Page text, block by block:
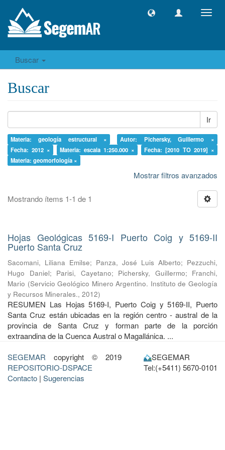
Buscar
Buscar
Ir
Materia: geología estructural ×
Autor: Pichersky, Guillermo ×
Fecha: 2012 ×
Materia: escala 1:250.000 ×
Fecha: [2010 TO 2019] ×
Materia: geomorfología ×
Mostrar filtros avanzados
Mostrando ítems 1-1 de 1
Hojas Geológicas 5169-I Puerto Coig y 5169-II
Puerto Santa Cruz
Sacomani, Liliana Emilse; Panza, José Luis Alberto; Pezzuchi,
Hugo Daniel; Parisi, Cayetano; Pichersky, Guillermo; Franchi,
Mario (Servicio Geológico Minero Argentino. Instituto de Geología
y Recursos Minerales., 2012)
RESUMEN Las Hojas 5169-I, Puerto Coig y 5169-II, Puerto
Santa Cruz están ubicadas en la región centro - austral de la
provincia de Santa Cruz y forman parte de la porción
extraandina de la Cuenca Austral o Magallánica. ...
SEGEMAR copyright © 2019
REPOSITORIO-DSPACE
Contacto | Sugerencias
SEGEMAR
Tel:(+5411) 5670-0101